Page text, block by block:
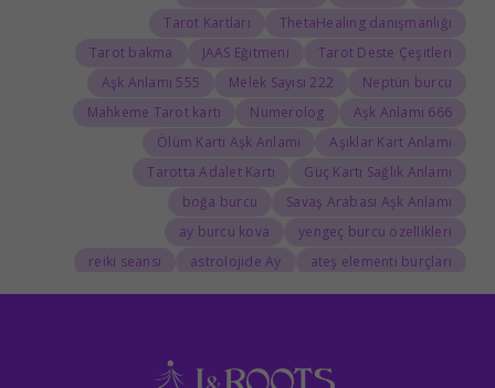
ThetaHealing danışmanlığı
Tarot Kartları
Tarot Deste Çeşitleri
JAAS Eğitmeni
Tarot bakma
Neptün burcu
222 Melek Sayısı
555 Aşk Anlamı
666 Aşk Anlamı
Numerolog
Mahkeme Tarot kartı
Aşıklar Kart Anlamı
Ölüm Kartı Aşk Anlamı
Güç Kartı Sağlık Anlamı
Tarotta Adalet Kartı
Savaş Arabası Aşk Anlamı
boğa burcu
yengeç burcu özellikleri
ay burcu kova
ateş elementi burçları
astrolojide Ay
reiki seansı
astrolog
Doğum Haritasında Mars
Tarolog
777 Görmek
888 Manevi Anlamı